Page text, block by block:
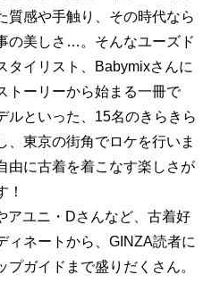
質感や手触り、その時代なら
の美しさ…。そんなユーズド
タイリスト、Babymixさんに
トーリーから始まる一冊で
ルといった、15名のきらきら
、東京の街角でロケを行いま
由に古着を着こなす楽しさが
！
アユニ・Dさんなど、古着好
ィネートから、GINZA読者に
ガイドまで盛りだくさん。